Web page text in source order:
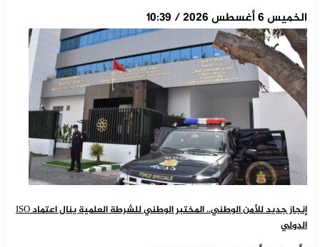
الخميس 6 أغسطس 2026 / 10:39
إنجاز جديد للأمن الوطني.. المختبر الوطني للشرطة العلمية ينال اعتماد ISO
الدولي